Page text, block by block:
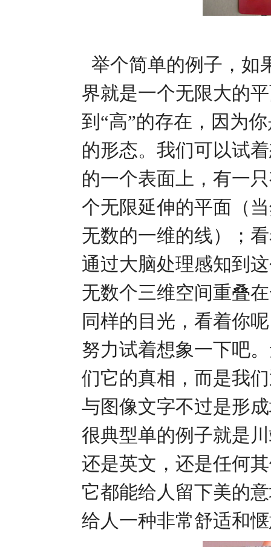
举个简单的例子，如
界就是一个无限大的
到“高”的存在，因为
的形态。我们可以试
的一个表面上，有一
个无限延伸的平面（
无数的一维的线）；
通过大脑处理感知到
无数个三维空间重叠
同样的目光，看着你
努力试着想象一下吧
们它的真相，而是我
与图像文字不过是形
很典型单的例子就是
还是英文，还是任何
它都能给人留下美的
给人一种非常舒适和